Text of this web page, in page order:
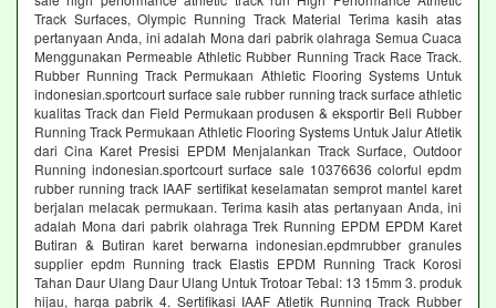
Track Surfaces, Olympic Running Track Material Terima kasih atas
pertanyaan Anda, ini adalah Mona dari pabrik olahraga Semua Cuaca
Menggunakan Permeable Athletic Rubber Running Track Race Track.
Rubber Running Track Permukaan Athletic Flooring Systems Untuk
indonesian.sportcourt surface sale rubber running track surface athletic
kualitas Track dan Field Permukaan produsen & eksportir Beli Rubber
Running Track Permukaan Athletic Flooring Systems Untuk Jalur Atletik
dari Cina Karet Presisi EPDM Menjalankan Track Surface, Outdoor
Running indonesian.sportcourt surface sale 10376636 colorful epdm
rubber running track IAAF sertifikat keselamatan semprot mantel karet
berjalan melacak permukaan. Terima kasih atas pertanyaan Anda, ini
adalah Mona dari pabrik olahraga Trek Running EPDM EPDM Karet
Butiran & Butiran karet berwarna indonesian.epdmrubber granules
supplier epdm Running track Elastis EPDM Running Track Korosi
Tahan Daur Ulang Daur Ulang Untuk Trotoar Tebal: 13 15mm 3. produk
hijau, harga pabrik 4. Sertifikasi IAAF Atletik Running Track Rubber